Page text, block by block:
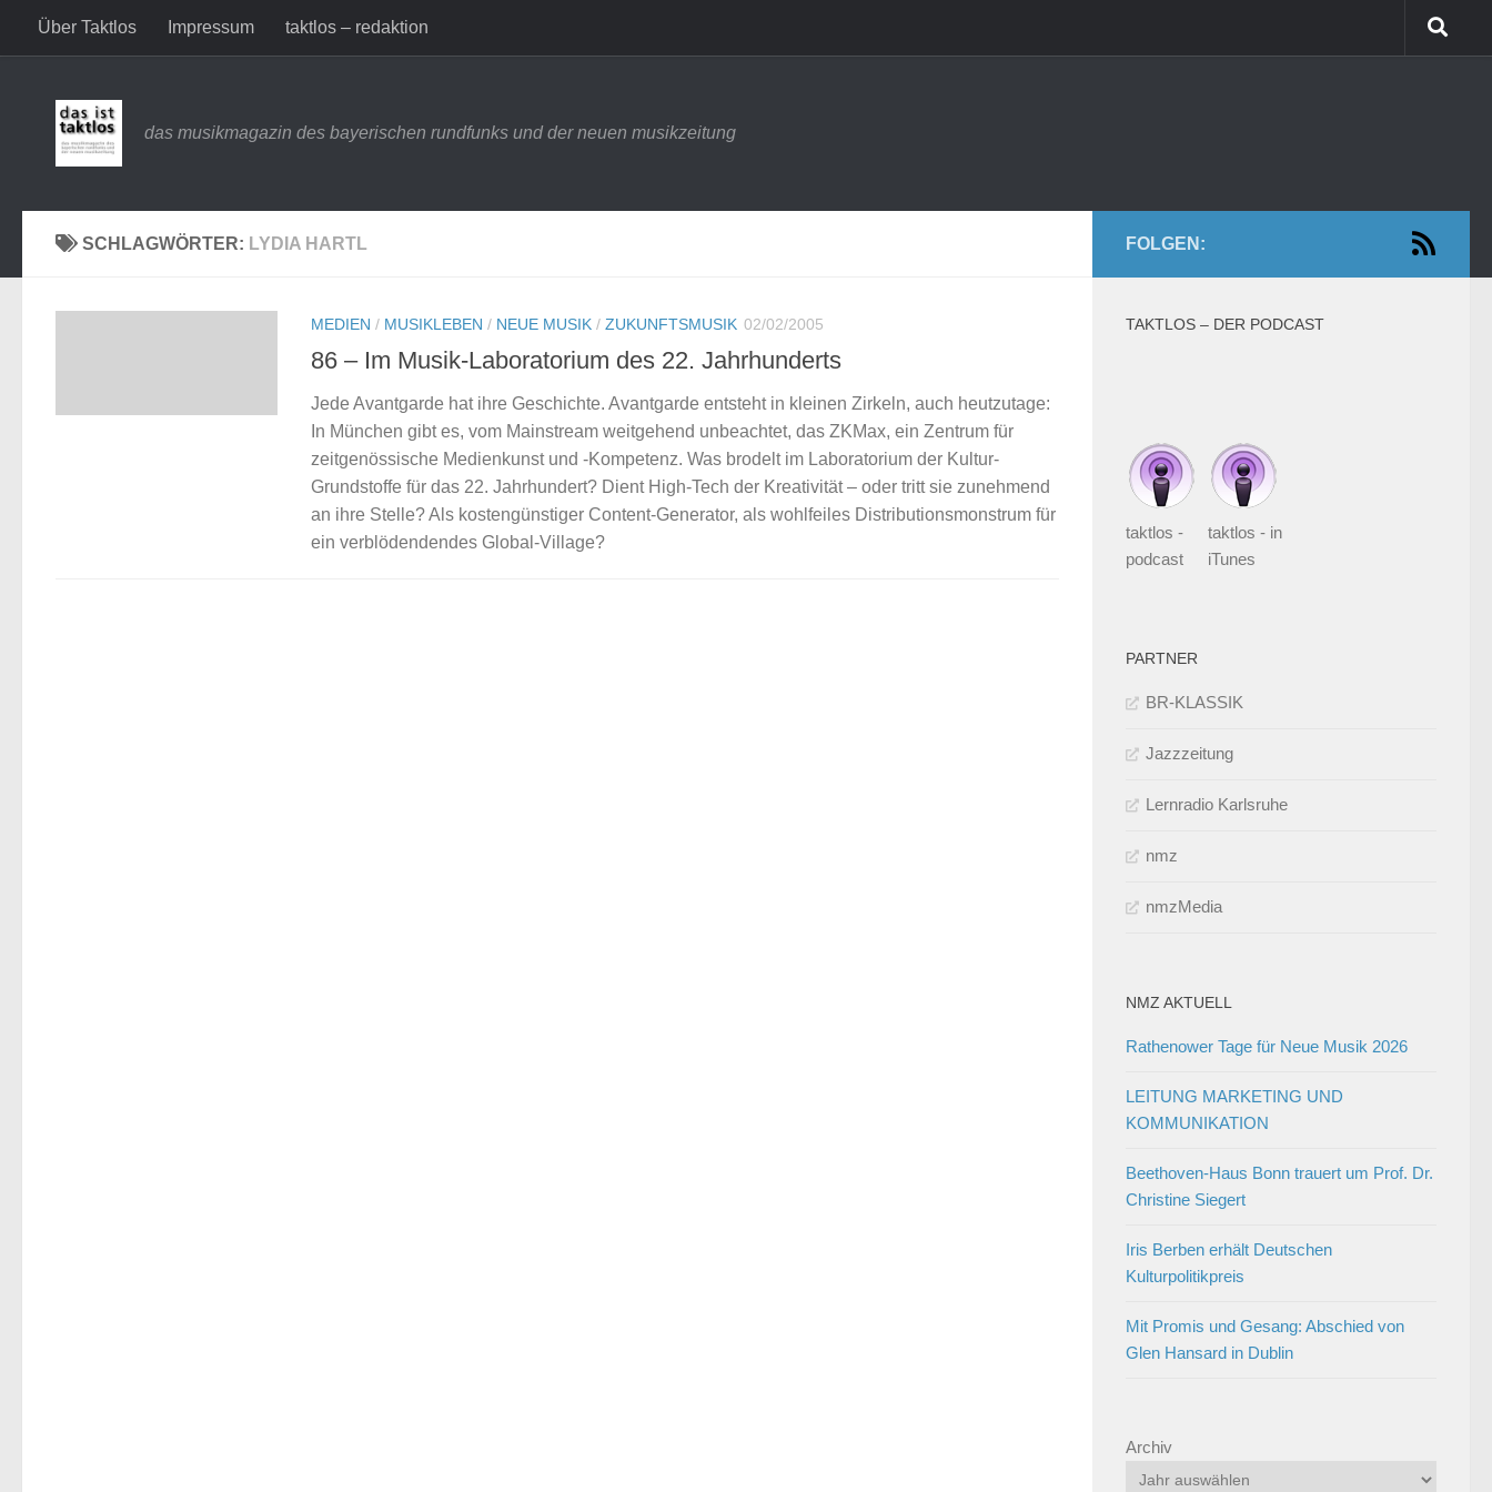
Zum Inhalt springen
Über Taktlos Impressum taktlos – redaktion
das musikmagazin des bayerischen rundfunks und der neuen musikzeitung
SCHLAGWÖRTER: LYDIA HARTL
MEDIEN / MUSIKLEBEN / NEUE MUSIK / ZUKUNFTSMUSIK 02/02/2005
86 – Im Musik-Laboratorium des 22. Jahrhunderts
Jede Avantgarde hat ihre Geschichte. Avantgarde entsteht in kleinen Zirkeln, auch heutzutage:
In München gibt es, vom Mainstream weitgehend unbeachtet, das ZKMax, ein Zentrum für
zeitgenössische Medienkunst und -Kompetenz. Was brodelt im Laboratorium der Kultur-
Grundstoffe für das 22. Jahrhundert? Dient High-Tech der Kreativität – oder tritt sie zunehmend
an ihre Stelle? Als kostengünstiger Content-Generator, als wohlfeiles Distributionsmonstrum für
ein verblödendendes Global-Village?
FOLGEN:
TAKTLOS – DER PODCAST
taktlos -
podcast
taktlos - in
iTunes
PARTNER
BR-KLASSIK
Jazzzeitung
Lernradio Karlsruhe
nmz
nmzMedia
NMZ AKTUELL
Rathenower Tage für Neue Musik 2026
LEITUNG MARKETING UND
KOMMUNIKATION
Beethoven-Haus Bonn trauert um Prof. Dr.
Christine Siegert
Iris Berben erhält Deutschen
Kulturpolitikpreis
Mit Promis und Gesang: Abschied von
Glen Hansard in Dublin
Archiv